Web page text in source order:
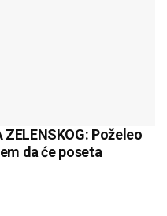
ZELENSKOG: Poželeo
da će poseta